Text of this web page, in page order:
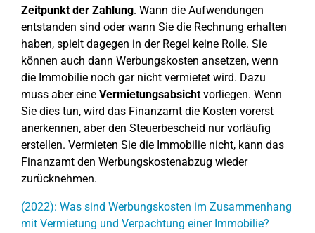
Zeitpunkt der Zahlung. Wann die Aufwendungen
entstanden sind oder wann Sie die Rechnung erhalten
haben, spielt dagegen in der Regel keine Rolle. Sie
können auch dann Werbungskosten ansetzen, wenn
die Immobilie noch gar nicht vermietet wird. Dazu
muss aber eine Vermietungsabsichtvorliegen. Wenn
Sie dies tun, wird das Finanzamt die Kosten vorerst
anerkennen, aber den Steuerbescheid nur vorläufig
erstellen. Vermieten Sie die Immobilie nicht, kann das
Finanzamt den Werbungskostenabzug wieder
zurücknehmen.
(2022): Was sind Werbungskosten im Zusammenhang
mit Vermietung und Verpachtung einer Immobilie?